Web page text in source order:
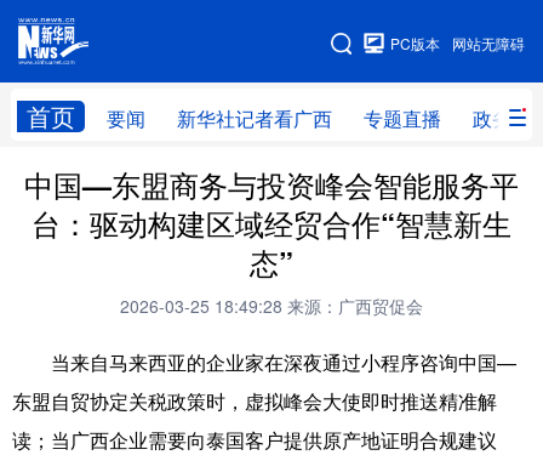
网站无障碍
PC版本
首页 要闻 新华社记者看广西 专题直播 政务信
网站地图
广西频道
要闻 新华社记者 专题直播 政务信息
新华网导航
学习进行时 高层 时政 人事
中国—东盟商务与投资峰会智能服务平
台：驱动构建区域经贸合作“智慧新生
态”
2026-03-25 18:49:28 来源：广西贸促会
当来自马来西亚的企业家在深夜通过小程序咨询中国—
东盟自贸协定关税政策时，虚拟峰会大使即时推送精准解
读；当广西企业需要向泰国客户提供原产地证明合规建议